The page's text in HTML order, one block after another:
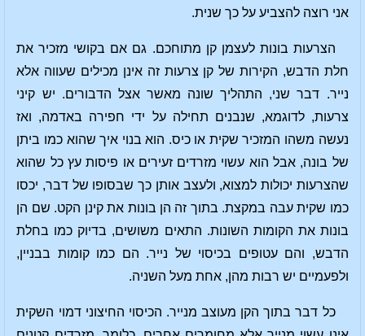
אני רוצה להצביע על כך שנית.
הצרעות בונות לעצמן קן מתוחכם. גם אם בקושי מזכיר את
חלת הדבש, הקירות של קן צרעות זה אינן מכילים שעווה אלא
נייר. דבר שני, התהליך שונה מאשר אצל הדבורים. יש קיני
צרעות, לדוגמא, שנבנים תחילה על ידי חפירה באדמה, ואז
נעשה משהו המזכיר שקית או כיס. הוא בנוי איך שהוא כמו ביתן
של בונה, אבל הוא עשוי מזרדים זעירים או פיסות עץ כל שהוא
שהצרעות יכולות למצוא, ולעצב אותן כך שבסופו של דבר, יכסו
כמו שקית עבה במקצת. בתוך זה הן בונות את קינן הקט. שם הן
בונות את הקומות השונות. התאים משושים, בדיוק כמו בחלת
הדבש, והם עטופים בכיסוי של נייר. הם כמו קומות בבניין,
ולפעמיים יש רבות מהן, אחת מעל השניה.
כל דבר בתוך הקן מעוצב מנייר. הכיסוי החיצוני דמוי השקית